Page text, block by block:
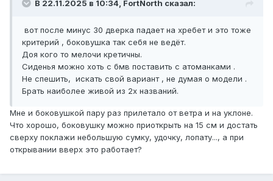
В 22.11.2025 в 10:34, FоrtNorth сказал:
вот после минус 30 дверка падает на хребет и это тоже
критерий , боковушка так себя не ведёт.
Доя кого то мелочи кретичны.
Сиденья можно хоть с бмв поставить с атоманками .
Не спешить, искать свой вариант , не думая о модели .
Брать наиболее живой из 2х названий.
Мне и боковушкой пару раз прилетало от ветра и на уклоне.
Что хорошо, боковушку можно приоткрыть на 15 см и достать
сверху поклажи небольшую сумку, удочку, лопату..., а при
открывании вверх это работает?